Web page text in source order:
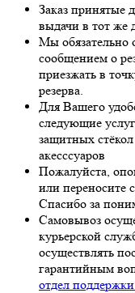
Заказ принятые
выдачи в тот же
Мы
сообщением о
приезжать в
резерва.
Для Вашего
следующие
защитных
акесссуаров
Пожалуйста,
или переносите
Спасибо за
Самовывоз
курьерской
осуществлять
гарантийным
отдел